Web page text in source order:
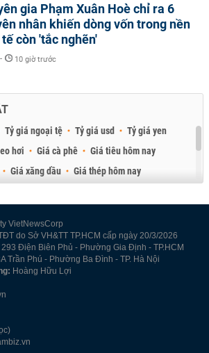
gia Phạm Xuân Hoè chỉ ra 6
nhân khiến dòng vốn trong nền
còn 'tắc nghẽn'
- 10 giờ trước
Tỷ giá ngoại tệ Tỷ giá usd
Tỷ giá yen
hơi Giá cà phê
Giá tiêu hôm nay
Giá xăng dầu
Giá thép hôm nay
VietNewsCorp
do Sở VH&TT TP.HCM cấp ngày 20/3/2026
Điện Biên Phủ - Phường Gia Định - TP.HCM
Trần Phú - Phường Ba Đình - TP. Hà Nội
Hoàng Hữu Lợi